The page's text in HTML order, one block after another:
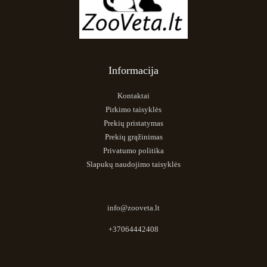
Informacija
Kontaktai
Pirkimo taisyklės
Prekių pristatymas
Prekių grąžinimas
Privatumo politika
Slapukų naudojimo taisyklės
info@zooveta.lt
+37064442408